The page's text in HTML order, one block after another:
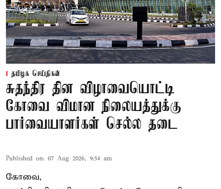
தமிழக செய்திகள்
சுதந்திர தின விழாவையொட்டி
கோவை விமான நிலையத்துக்கு
பார்வையாளர்கள் செல்ல தடை
Published on: 07 Aug 2026, 9:54 am
கோவை,